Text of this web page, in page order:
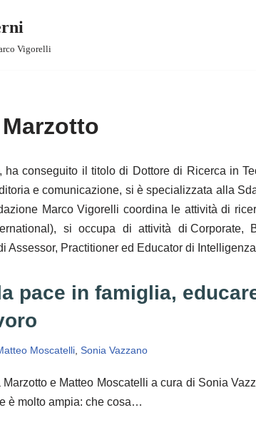
Vigorelli
un approccio relazionale
lavoro
IA e conciliazione
e conciliazione di fronte alle sfide del virtuale
ha conseguito il titolo di Dottore di Ricerca in
e comunicazione, si è specializzata alla
Marco Vigorelli coordina le attività di
si occupa di attività di
Assessor, Practitioner ed Educator di
pace in famiglia,
Moscatelli Sonia Vazzano
Marzotto e Matteo Moscatelli a cura di Sonia
è molto ampia: che cosa…